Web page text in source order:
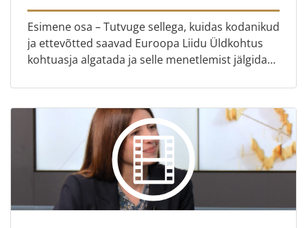
Esimene osa – Tutvuge sellega, kuidas kodanikud
ja ettevõtted saavad Euroopa Liidu Üldkohtus
kohtuasja algatada ja selle menetlemist jälgida
selgitab, mis juh...